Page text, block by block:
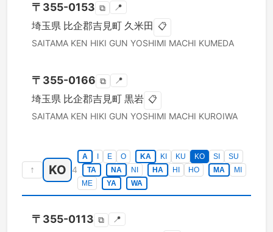
〒 355-0153 ⧉ 📍
埼玉県 比企郡吉見町 久米田 📋
SAITAMA KEN HIKI GUN YOSHIMI MACHI KUMEDA
〒 355-0166 ⧉ 📍
埼玉県 比企郡吉見町 黒岩 📋
SAITAMA KEN HIKI GUN YOSHIMI MACHI KUROIWA
↑ KO 4
A E O KA KI KU KO SI
SU
TA
NA NI HA HI HO MA
MI
ME
YA WA
〒 355-0113 ⧉ 📍